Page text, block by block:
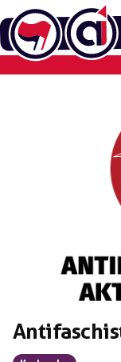
Zum
Inhalt
springen